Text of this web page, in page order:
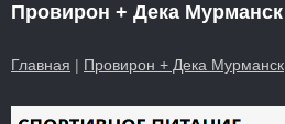
Провирон + Дека Мурманск
Главная | Провирон + Дека Мурманск